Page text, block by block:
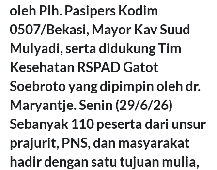
oleh Plh. Pasipers Kodim
0507/Bekasi, Mayor Kav Suud
Mulyadi, serta didukung Tim
Kesehatan RSPAD Gatot
Soebroto yang dipimpin oleh dr.
Maryantje. Senin (29/6/26)
Sebanyak 110 peserta dari unsur
prajurit, PNS, dan masyarakat
hadir dengan satu tujuan mulia,